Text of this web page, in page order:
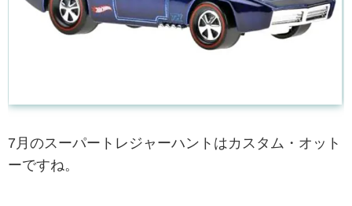
7月のスーパートレジャーハントはカスタム・オット
ーですね。